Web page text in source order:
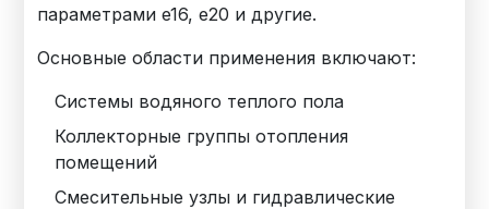
параметрами e16, e20 и другие.
Основные области применения включают:
Системы водяного теплого пола
Коллекторные группы отопления
помещений
Смесительные узлы и гидравлические